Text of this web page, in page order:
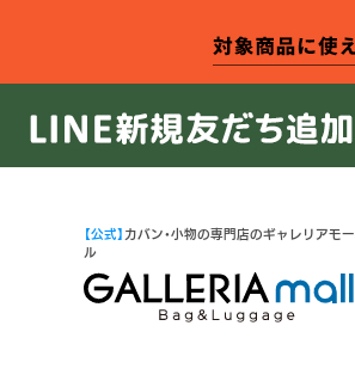
【公式】 カバン・小物の専門店のギャレリアモー
ル